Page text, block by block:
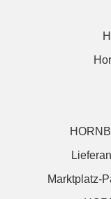
Marktplatz-